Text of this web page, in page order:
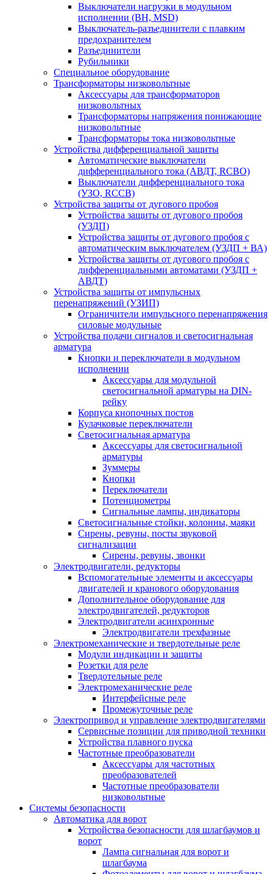
Выключатели нагрузки в модульном
исполнении (ВН, MSD)
Выключатель-разъединители с плавким
предохранителем
Разъединители
Рубильники
Специальное оборудование
Трансформаторы низковольтные
Аксессуары для трансформаторов
низковольтных
Трансформаторы напряжения понижающие
низковольтные
Трансформаторы тока низковольтные
Устройства дифференциальной защиты
Автоматические выключатели
дифференциального тока (АВДТ, RCBO)
Выключатели дифференциального тока
(УЗО, RCCB)
Устройства защиты от дугового пробоя
Устройства защиты от дугового пробоя
(УЗДП)
Устройства защиты от дугового пробоя с
автоматическим выключателем (УЗДП + ВА)
Устройства защиты от дугового пробоя с
дифференциальными автоматами (УЗДП +
АВДТ)
Устройства защиты от импульсных
перенапряжений (УЗИП)
Ограничители импульсного перенапряжения
силовые модульные
Устройства подачи сигналов и светосигнальная
арматура
Кнопки и переключатели в модульном
исполнении
Аксессуары для модульной
светосигнальной арматуры на DIN-
рейку
Корпуса кнопочных постов
Кулачковые переключатели
Светосигнальная арматура
Аксессуары для светосигнальной
арматуры
Зуммеры
Кнопки
Переключатели
Потенциометры
Сигнальные лампы, индикаторы
Светосигнальные стойки, колонны, маяки
Сирены, ревуны, посты звуковой
сигнализации
Сирены, ревуны, звонки
Электродвигатели, редукторы
Вспомогательные элементы и аксессуары
двигателей и кранового оборудования
Дополнительное оборудование для
электродвигателей, редукторов
Электродвигатели асинхронные
Электродвигатели трехфазные
Электромеханические и твердотельные реле
Модули индикации и защиты
Розетки для реле
Твердотельные реле
Электромеханические реле
Интерфейсные реле
Промежуточные реле
Электропривод и управление электродвигателями
Сервисные позиции для приводной техники
Устройства плавного пуска
Частотные преобразователи
Аксессуары для частотных
преобразователей
Частотные преобразователи
низковольтные
Системы безопасности
Автоматика для ворот
Устройства безопасности для шлагбаумов и
ворот
Лампа сигнальная для ворот и
шлагбаума